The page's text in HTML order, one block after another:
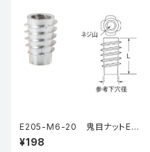
E205-M6-20 鬼目ナットEタ
イプ（5個入り）
¥198